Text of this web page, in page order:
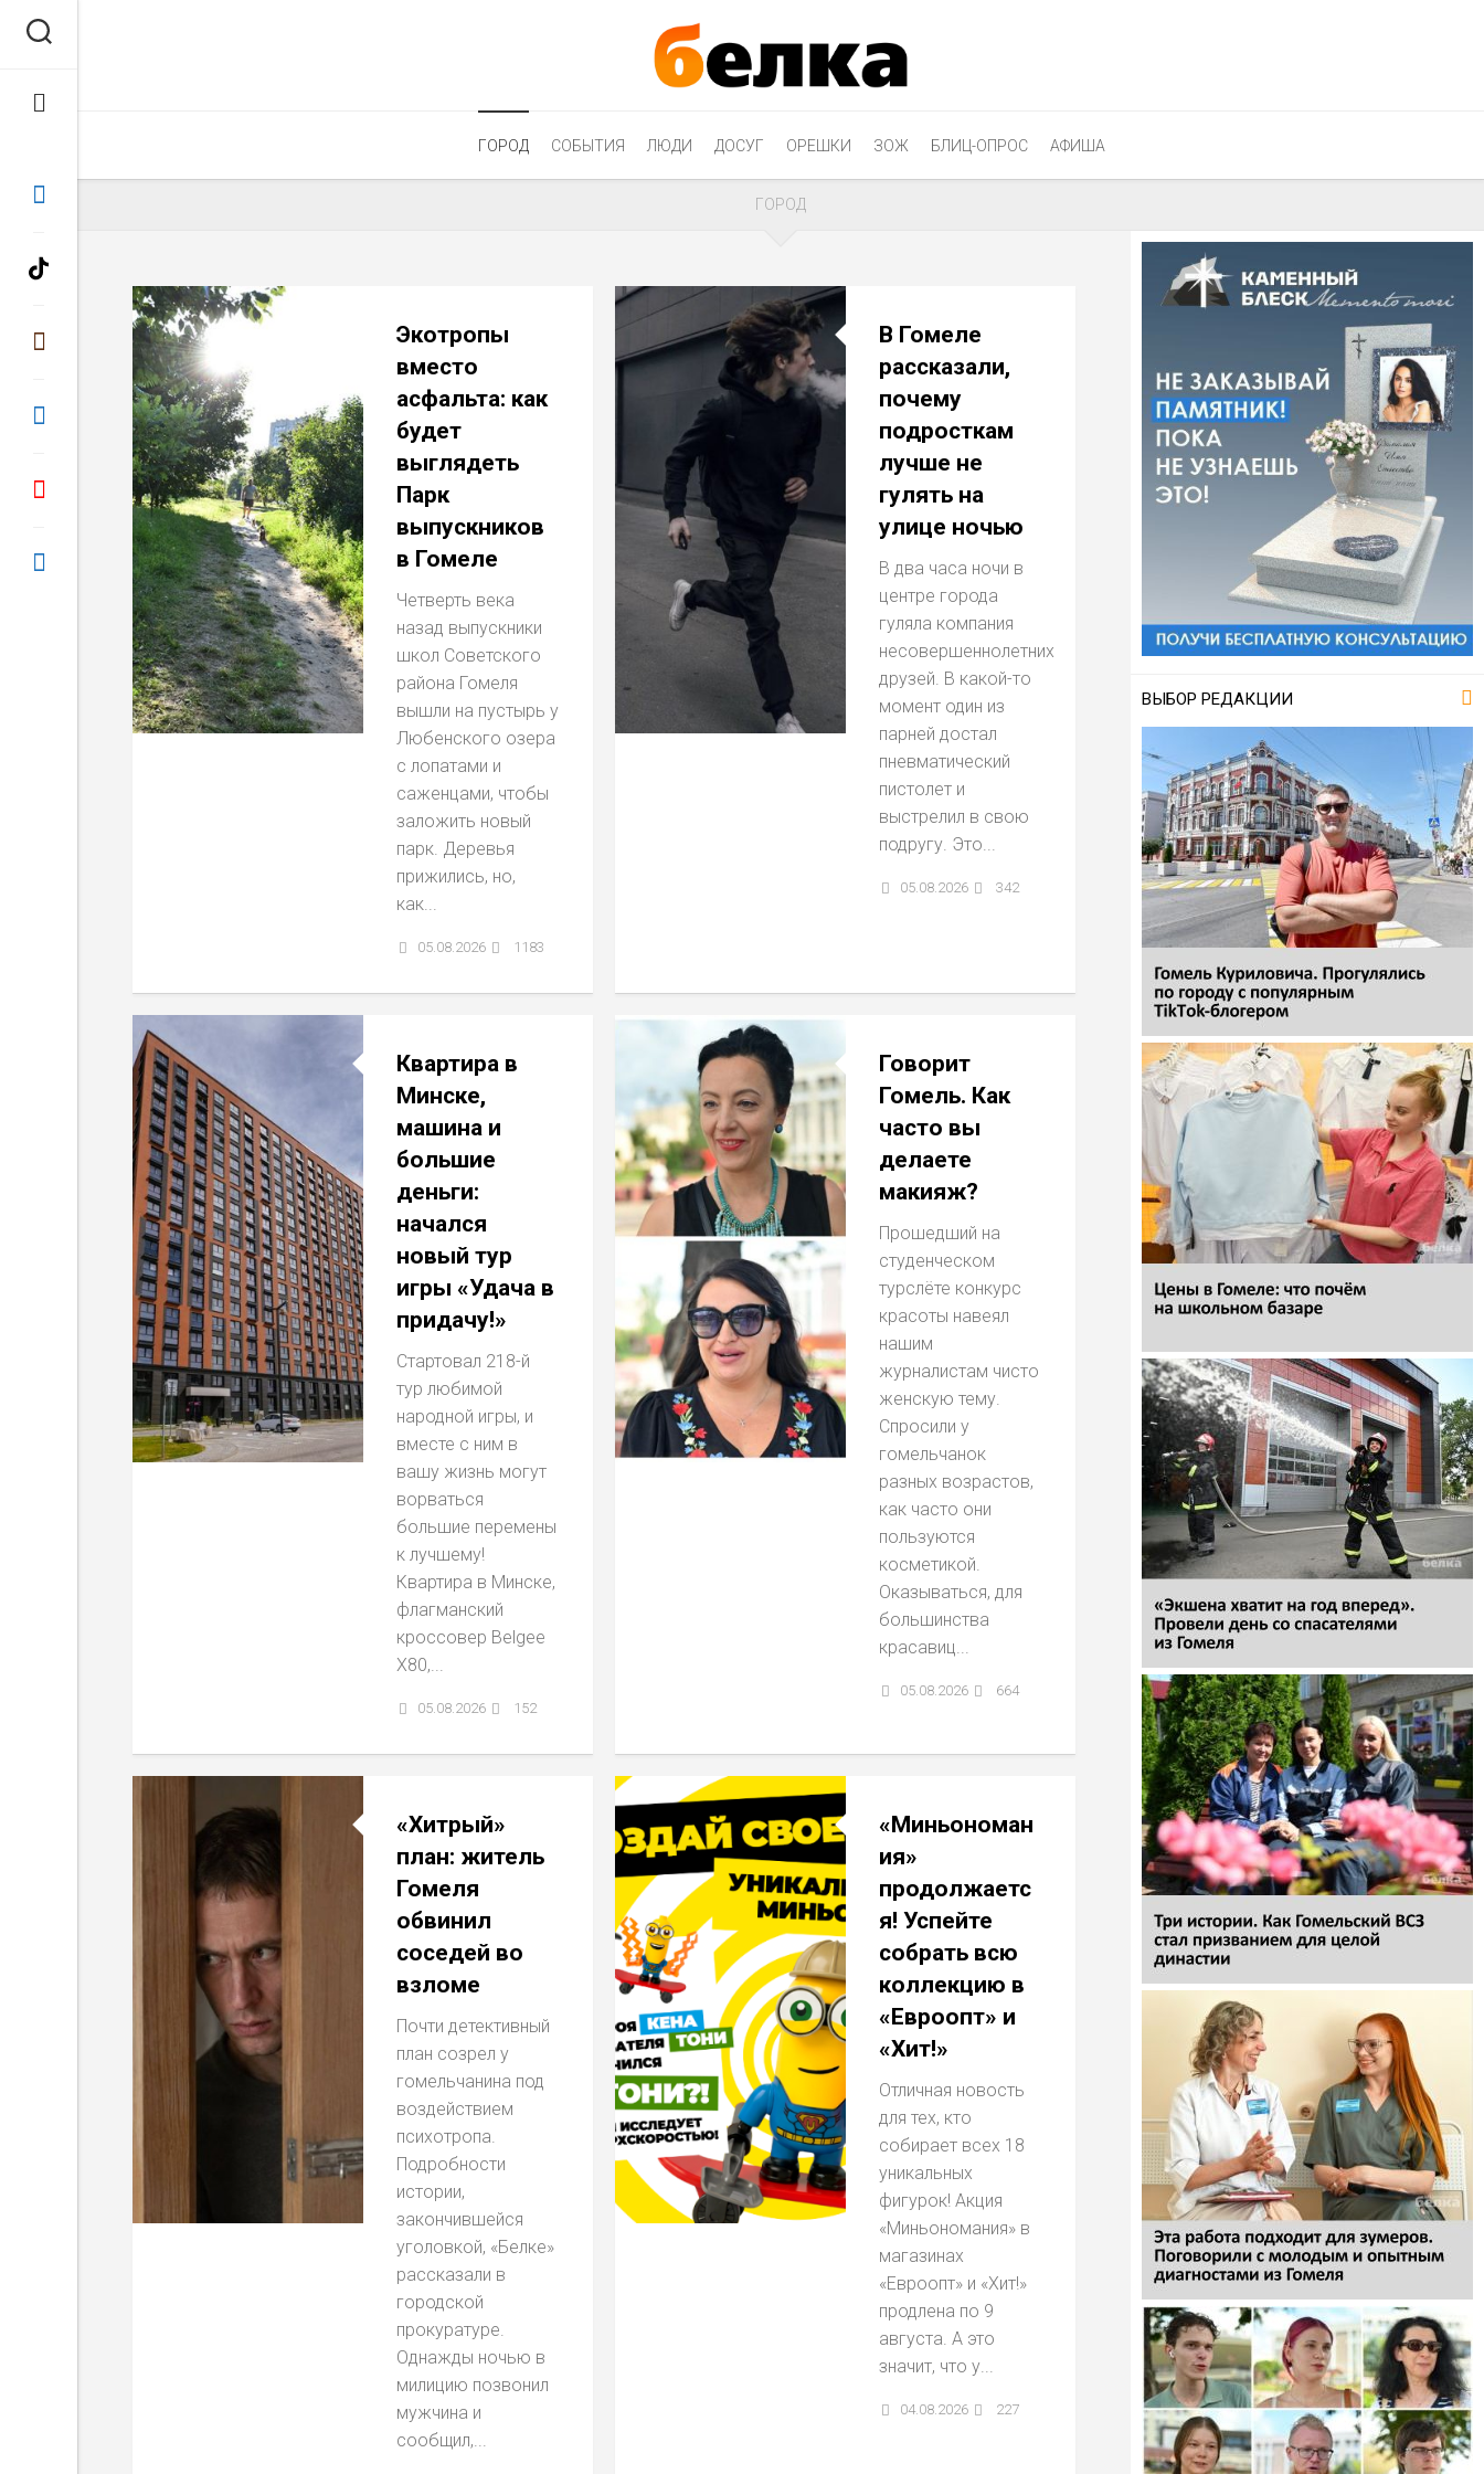
ГОРОД СОБЫТИЯ ЛЮДИ ДОСУГ ОРЕШКИ ЗОЖ БЛИЦ-ОПРОС АФИША
ГОРОД
Экотропы
вместо
асфальта: как
будет
выглядеть
Парк
выпускников
в Гомеле
Четверть века
назад вы­пускники
школ Советского
района Гомеля
вышли на пустырь у
Любенского озе­ра
с лопатами и
саженца­ми, чтобы
заложить новый
парк. Деревья
прижились, но,
как...
05.08.2026 1183
В Гомеле
рассказали,
почему
подросткам
лучше не
гулять на
улице ночью
В два часа ночи в
центре города
гуляла компания
несовершеннолетних
друзей. В какой-то
момент один из
парней достал
пневматический
пистолет и
выстрелил в свою
подругу. Это...
05.08.2026 342
Квартира в
Минске,
машина и
большие
деньги:
начался
новый тур
игры «Удача в
придачу!»
Стартовал 218-й
тур любимой
народной игры, и
вместе с ним в
вашу жизнь могут
ворваться
большие перемены
к лучшему!
Квартира в Минске,
флагманский
кроссовер Belgee
X80,...
05.08.2026 152
Говорит
Гомель. Как
часто вы
делаете
макияж?
Прошедший на
студенческом
турслёте конкурс
красоты навеял
нашим
журналистам чисто
женскую тему.
Спросили у
гомельчанок
разных возрастов,
как часто они
пользуются
косметикой.
Оказываться, для
большинства
красавиц...
05.08.2026 664
«Хитрый»
план: житель
Гомеля
обвинил
соседей во
взломе
Почти детективный
план созрел у
гомельчанина под
воздействием
психотропа.
Подробности
истории,
закончившейся
уголовкой, «Белке»
рассказали в
городской
прокуратуре.
Однажды ночью в
милицию позвонил
мужчина и
сообщил,...
«Миньономан
ия»
продолжаетс
я! Успейте
собрать всю
коллекцию в
«Евроопт» и
«Хит!»
Отличная новость
для тех, кто
собирает всех 18
уникальных
фигурок! Акция
«Миньономания» в
магазинах
«Евроопт» и «Хит!»
продлена по 9
августа. А это
значит, что у...
04.08.2026 227
ВЫБОР РЕДАКЦИИ